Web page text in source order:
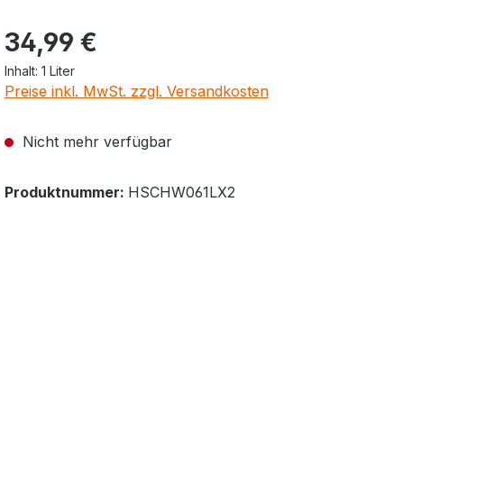
Regulärer Preis:
34,99 €
Inhalt: 1 Liter
Preise inkl. MwSt. zzgl. Versandkosten
Nicht mehr verfügbar
Produktnummer: HSCHW061LX2